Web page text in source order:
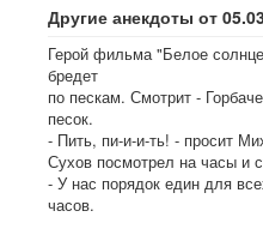
Другие анекдоты от
Герой фильма "Белое
бредет
по пескам. Смотрит -
песок.
- Пить, пи-и-и-ть! - просит
Сухов посмотрел на часы и
- У нас порядок един для
часов.